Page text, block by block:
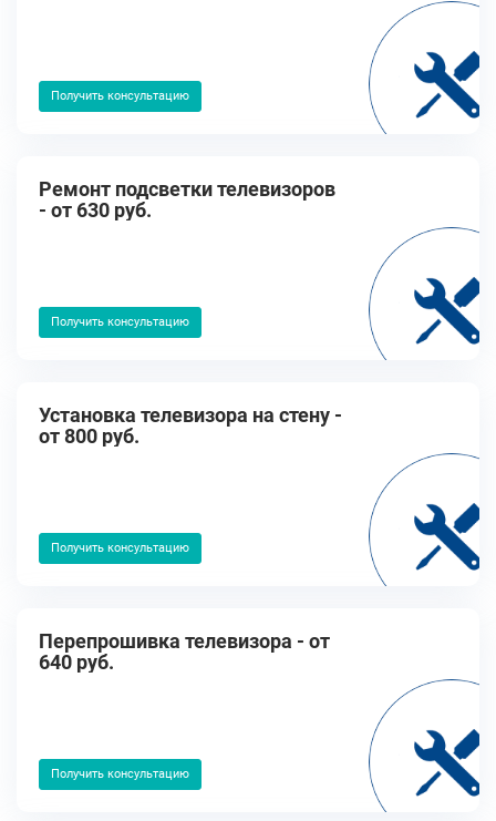
Получить консультацию
Ремонт подсветки телевизоров
- от 630 руб.
Получить консультацию
Установка телевизора на стену -
от 800 руб.
Получить консультацию
Перепрошивка телевизора - от
640 руб.
Получить консультацию